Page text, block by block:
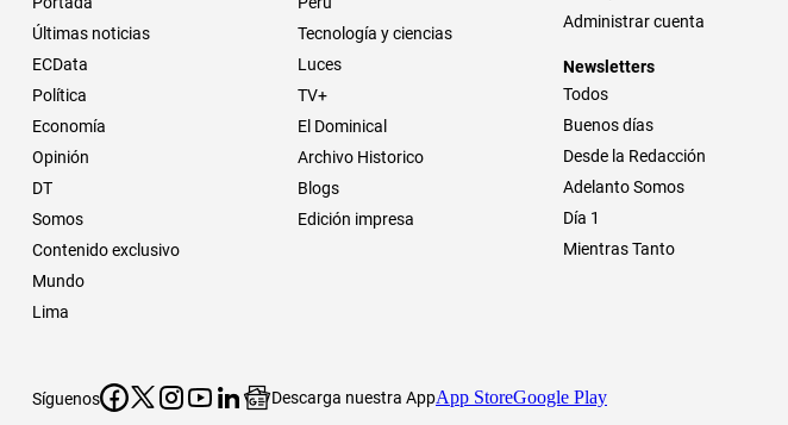
Últimas noticias
ECData
Política
Economía
Opinión
DT
Somos
Contenido exclusivo
Mundo
Lima
Tecnología y ciencias
Luces
TV+
El Dominical
Archivo Historico
Blogs
Edición impresa
Administrar cuenta
Newsletters
Todos
Buenos días
Desde la Redacción
Adelanto Somos
Día 1
Mientras Tanto
Síguenos Descarga nuestra AppApp StoreGoogle Play